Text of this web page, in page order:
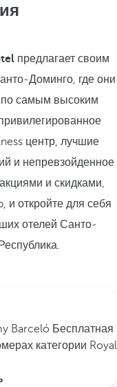
предлагает своим
Доминго, где они
по самым высоким
центр, лучшие
и непревзойденное
и скидками,
откройте для себя
отелей Санто-
Barceló Бесплатная
категории Royal